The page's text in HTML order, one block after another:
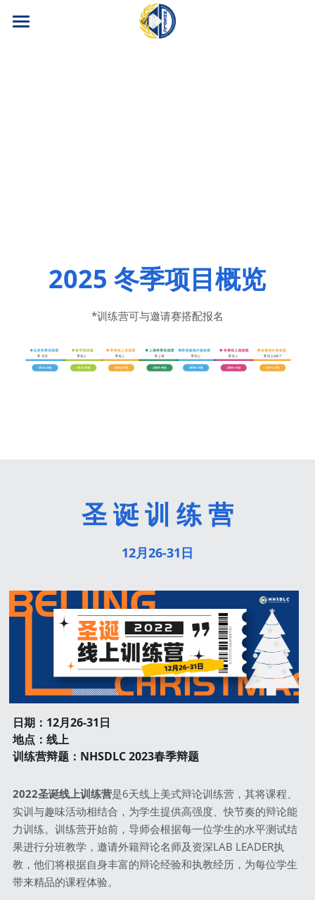
联赛排名
优秀辩手故事
联赛介绍
联赛资料下载
简体中文
简体中文
2025 冬季项目概览
*训练营可与邀请赛搭配报名
圣 诞 训 练 营
12月26-31日
日期：12月26-31日
地点：线上
训练营辩题：NHSDLC 2023春季辩题
2022圣诞线上训练营是6天线上美式辩论训练营，其将课程、
实训与趣味活动相结合，为学生提供高强度、快节奏的辩论能
力训练。训练营开始前，导师会根据每一位学生的水平测试结
果进行分班教学，邀请外籍辩论名师及资深LAB LEADER执
教，他们将根据自身丰富的辩论经验和执教经历，为每位学生
带来精品的课程体验。